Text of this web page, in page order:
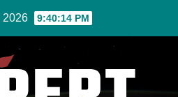
2026 9:40:15 PM